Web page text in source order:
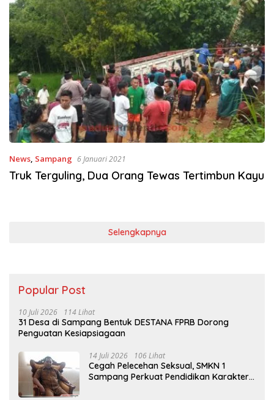
News, Sampang 6 Januari 2021
Truk Terguling, Dua Orang Tewas Tertimbun Kayu
Selengkapnya
Popular Post
10 Juli 2026 114 Lihat
31 Desa di Sampang Bentuk DESTANA FPRB Dorong
Penguatan Kesiapsiagaan
14 Juli 2026 106 Lihat
Cegah Pelecehan Seksual, SMKN 1
Sampang Perkuat Pendidikan Karakter